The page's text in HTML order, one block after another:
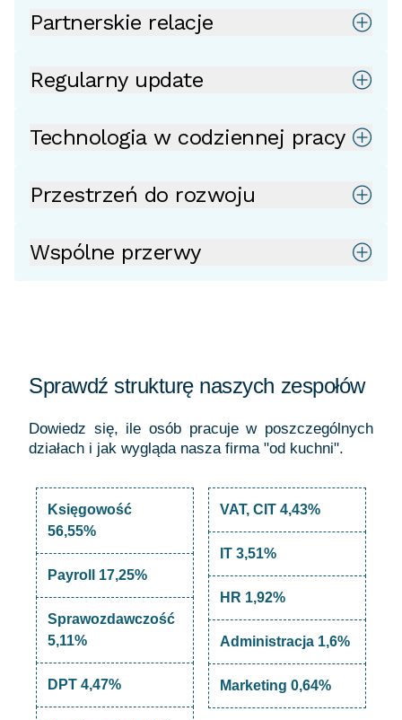
Partnerskie relacje
Regularny update
Technologia w codziennej pracy
Przestrzeń do rozwoju
Wspólne przerwy
Sprawdź strukturę naszych zespołów
Dowiedz się, ile osób pracuje w poszczególnych
działach i jak wygląda nasza firma "od kuchni".
Księgowość
56,55%
Payroll 17,25%
Sprawozdawczość
5,11%
DPT 4,47%
VAT, CIT 4,43%
IT 3,51%
HR 1,92%
Administracja 1,6%
Marketing 0,64%